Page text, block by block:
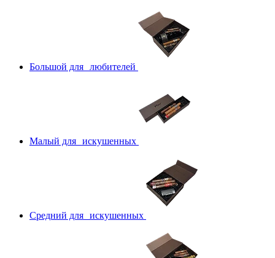
Большой для любителей
Малый для искушенных
Средний для искушенных